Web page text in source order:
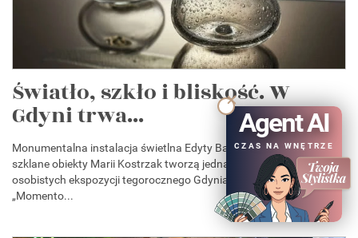
Światło, szkło i bliskość. W
Gdyni trwa...
Monumentalna instalacja świetlna Edyty Barańskiej oraz autorskie
szklane obiekty Marii Kostrzak tworzą jedną z najbardziej
osobistych ekspozycji tegorocznego Gdynia Design Days. Wystawa
„Momento...
Agent AI
CZAS NA WNĘTRZE